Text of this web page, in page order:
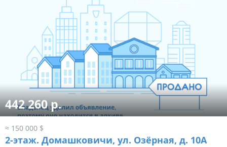
442 260 р.
≈ 150 000 $
2-этаж. Домашковичи, ул. Озёрная, д. 10А